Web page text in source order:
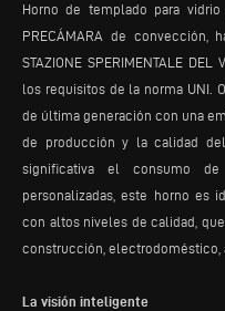
Horno de templado para
PRECÁMARA de
STAZIONE SPERIMENTALE
los requisitos de la norma UNI.
de última generación con una
de producción y la calidad
significativa el consumo
personalizadas, este horno es
con altos niveles de calidad,
construcción, electrodoméstico,
La visión inteligente